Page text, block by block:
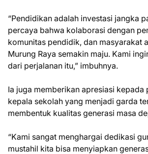
“Pendidikan adalah investasi jangka
percaya bahwa kolaborasi dengan
komunitas pendidik, dan masyarakat
Murung Raya semakin maju. Kami
dari perjalanan itu,” imbuhnya.
Ia juga memberikan apresiasi kepada
kepala sekolah yang menjadi garda
membentuk kualitas generasi masa
“Kami sangat menghargai dedikasi
mustahil kita bisa menyiapkan